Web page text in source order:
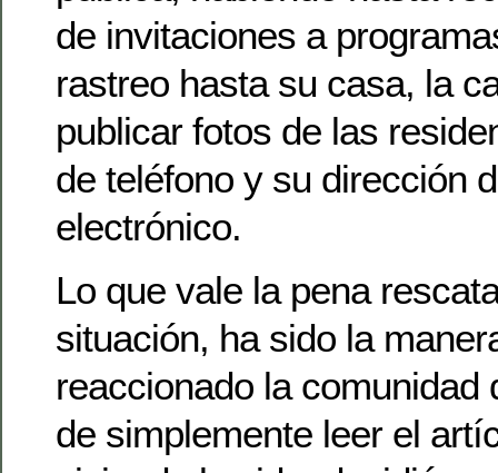
de invitaciones a
rastreo hasta su casa, la
publicar fotos de las
de teléfono y su dirección
electrónico.
Lo que vale la pena
situación, ha sido la
reaccionado la comunidad
de simplemente leer el